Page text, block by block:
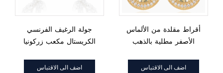
جولة الرغيف الفرنسي
الكريستال مكعب زركونيا
اضف الى الاقتباس
أقراط مقلدة من الألماس
الأصفر مطلية بالذهب
كمثرى زركونيا مكعب مقلد
اضف الى الاقتباس